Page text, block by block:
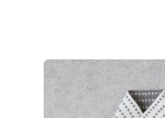
ショップリスト